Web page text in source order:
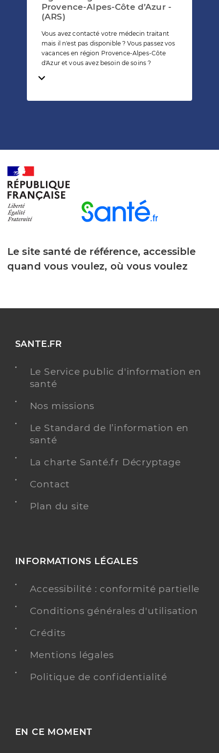
Provence-Alpes-Côte d’Azur -
(ARS)
Vous avez contacté votre médecin traitant
mais il n'est pas disponible ? Vous passez vos
vacances en région Provence-Alpes-Côte
d'Azur et vous avez besoin de soins ?
Temps de lecture
Le site santé de référence, accessible
quand vous voulez, où vous voulez
SANTE.FR
Le Service public d'information en
santé
Nos missions
Le Standard de l’information en
santé
La charte Santé.fr Décryptage
Contact
Plan du site
INFORMATIONS LÉGALES
Accessibilité : conformité partielle
Conditions générales d'utilisation
Crédits
Mentions légales
Politique de confidentialité
EN CE MOMENT